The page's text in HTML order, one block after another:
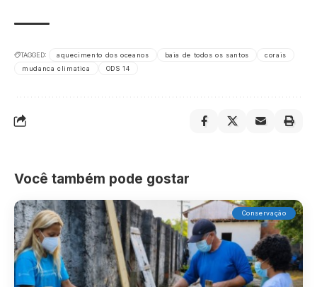
TAGGED: aquecimento dos oceanos baia de todos os santos
corais
mudanca climatica
ODS 14
Você também pode gostar
Conservação